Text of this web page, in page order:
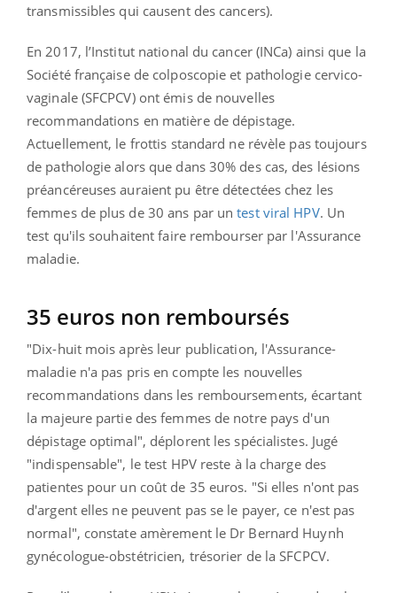
transmissibles qui causent des cancers).
En 2017, l’Institut national du cancer (INCa) ainsi que la
Société française de colposcopie et pathologie cervico-
vaginale (SFCPCV) ont émis de nouvelles
recommandations en matière de dépistage.
Actuellement, le frottis standard ne révèle pas toujours
de pathologie alors que dans 30% des cas, des lésions
préancéreuses auraient pu être détectées chez les
femmes de plus de 30 ans par untest viral HPV. Un
test qu'ils souhaitent faire rembourser par l'Assurance
maladie.
35 euros non remboursés
"Dix-huit mois après leur publication, l'Assurance-
maladie n'a pas pris en compte les nouvelles
recommandations dans les remboursements, écartant
la majeure partie des femmes de notre pays d'un
dépistage optimal", déplorent les spécialistes. Jugé
"indispensable", le test HPV reste à la charge des
patientes pour un coût de 35 euros. "Si elles n'ont pas
d'argent elles ne peuvent pas se le payer, ce n'est pas
normal", constate amèrement le Dr Bernard Huynh
gynécologue-obstétricien, trésorier de la SFCPCV.